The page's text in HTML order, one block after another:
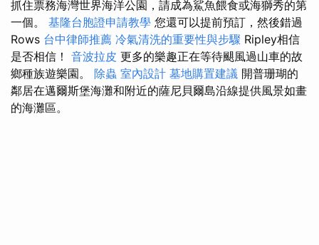
抓住票務海灣世界海洋公園，請成為鯊魚餵食或海獅秀的第
一個。 基隆台胞證申請教學 您還可以提前預訂，然後錯過
Rows 台中律師推薦 冷氣清洗的重要性與步驟 Ripley相信
是否相信！ 音波拉皮 更多的樂趣正在等待颶風過山車的故
鄉種族遊樂園。 除蟲 室內設計 墓地購置建議 開普珊瑚的
鄰居在邁爾斯堡海灘和附近的薩尼貝爾島沿線提供風景如畫
的海灘區。